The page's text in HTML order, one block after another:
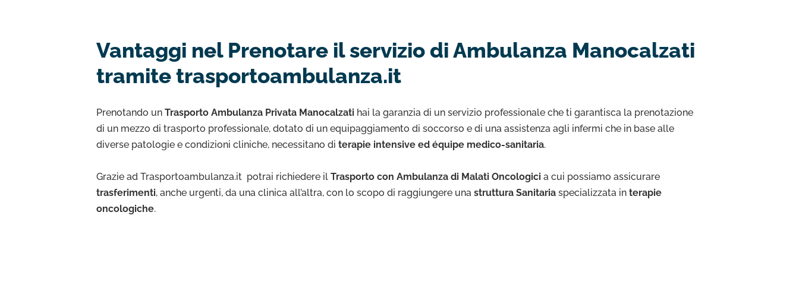
Vantaggi nel Prenotare il servizio di Ambulanza Manocalzati
tramite trasportoambulanza.it
Prenotando un Trasporto Ambulanza Privata Manocalzati hai la garanzia di un servizio professionale che ti garantisca la prenotazione
di un mezzo di trasporto professionale, dotato di un equipaggiamento di soccorso e di una assistenza agli infermi che in base alle
diverse patologie e condizioni cliniche, necessitano di terapie intensive ed équipe medico-sanitaria.
Grazie ad Trasportoambulanza.it potrai richiedere il Trasporto con Ambulanza di Malati Oncologici a cui possiamo assicurare
trasferimenti, anche urgenti, da una clinica all’altra, con lo scopo di raggiungere una struttura Sanitaria specializzata in terapie
oncologiche.